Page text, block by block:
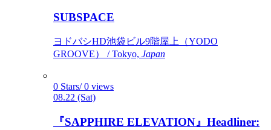
SUBSPACE
ヨドバシHD池袋ビル9階屋上（YODO
GROOVE） / Tokyo, Japan
0 Stars/ 0 views
08.22 (Sat)
『SAPPHIRE ELEVATION』Headliner: